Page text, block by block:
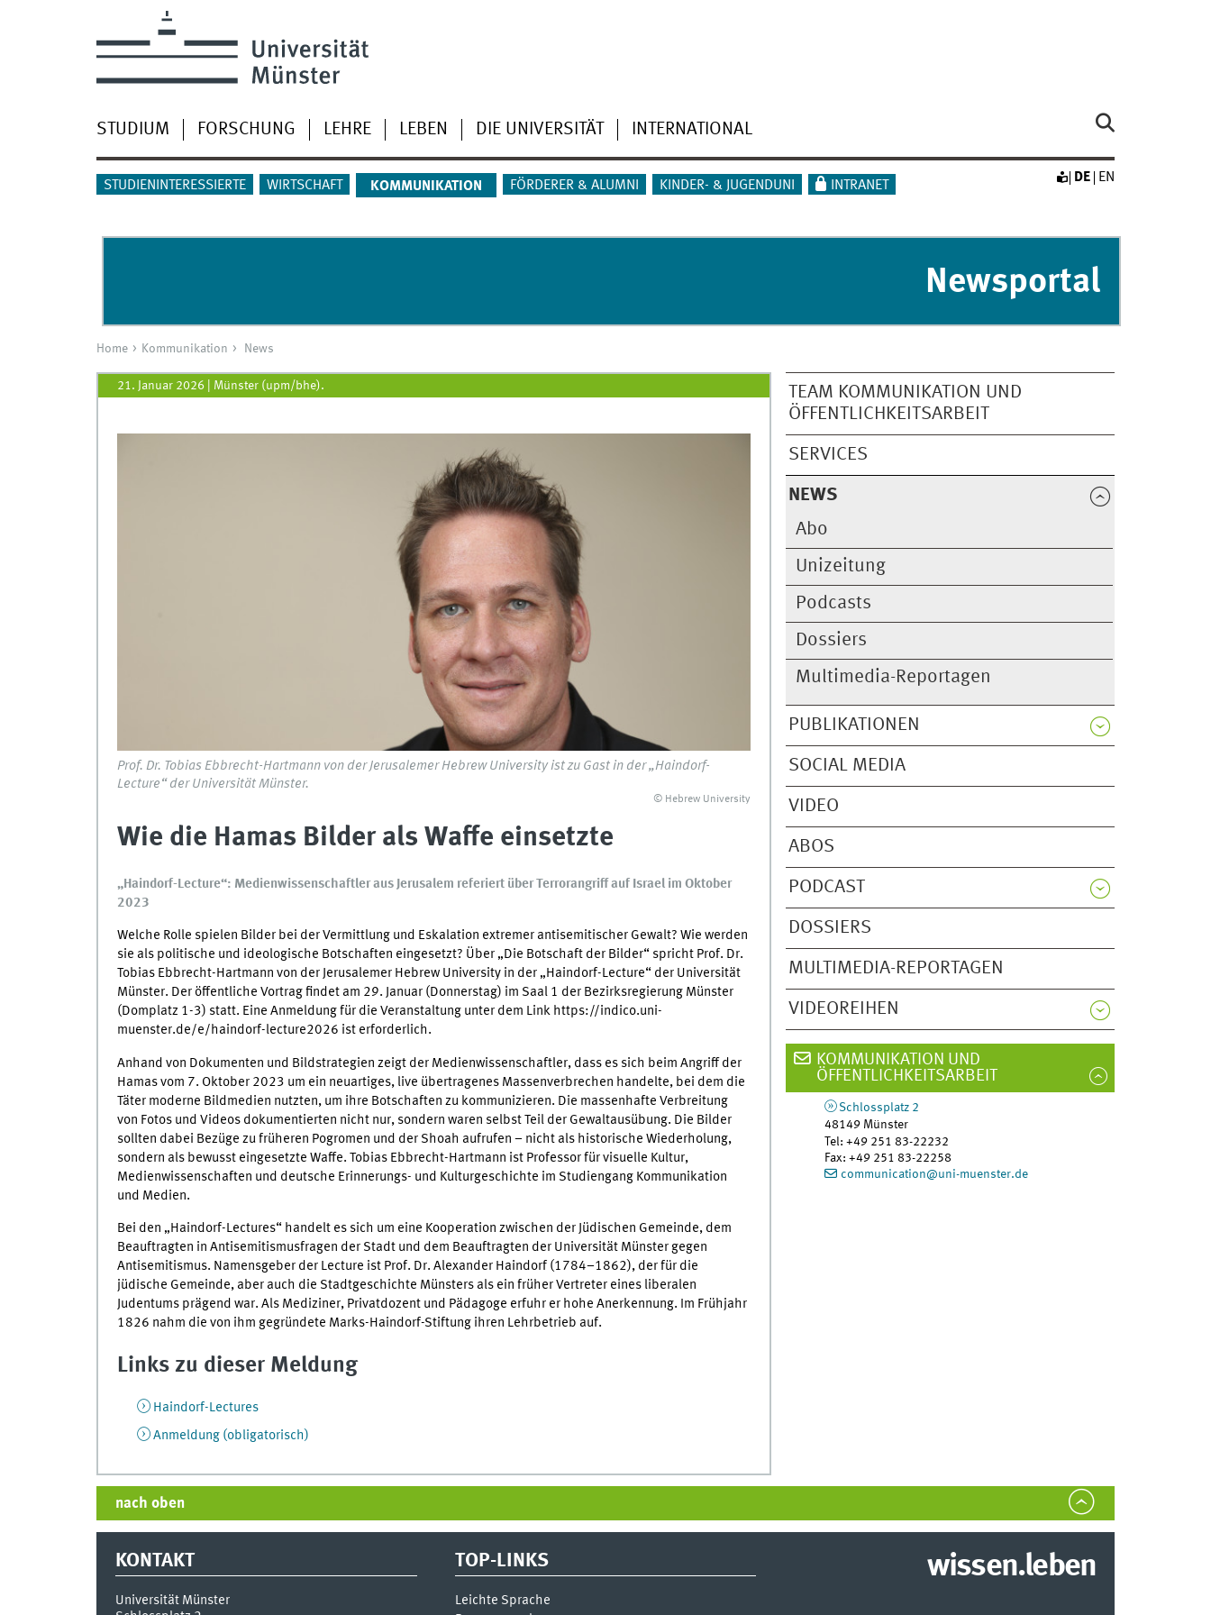
STUDIUM FORSCHUNG LEHRE LEBEN DIE UNIVERSITÄT INTERNATIONAL
STUDIENINTERESSIERTE WIRTSCHAFT KOMMUNIKATION FÖRDERER & ALUMNI KINDER- & JUGENDUNI INTRANET
DE EN
Newsportal
Home Kommunikation News
TEAM KOMMUNIKATION UND
ÖFFENTLICHKEITSARBEIT
SERVICES
NEWS
Abo
Unizeitung
Podcasts
Dossiers
Multimedia-Reportagen
PUBLIKATIONEN
SOCIAL MEDIA
VIDEO
ABOS
PODCAST
DOSSIERS
MULTIMEDIA-REPORTAGEN
VIDEOREIHEN
21. Januar 2026| Münster (upm/bhe).
Prof. Dr. Tobias Ebbrecht-Hartmann von der Jerusalemer Hebrew University ist zu Gast in der „Haindorf-
Lecture“ der Universität Münster.
© Hebrew University
Wie die Hamas Bilder als Waffe einsetzte
„Haindorf-Lecture“: Medienwissenschaftler aus Jerusalem referiert über Terrorangriff auf Israel im Oktober
2023
Welche Rolle spielen Bilder bei der Vermittlung und Eskalation extremer antisemitischer Gewalt? Wie werden
sie als politische und ideologische Botschaften eingesetzt? Über „Die Botschaft der Bilder“ spricht Prof. Dr.
Tobias Ebbrecht-Hartmann von der Jerusalemer Hebrew University in der „Haindorf-Lecture“ der Universität
Münster. Der öffentliche Vortrag findet am 29. Januar (Donnerstag) im Saal 1 der Bezirksregierung Münster
(Domplatz 1-3) statt. Eine Anmeldung für die Veranstaltung unter dem Link https://indico.uni-
muenster.de/e/haindorf-lecture2026 ist erforderlich.
Anhand von Dokumenten und Bildstrategien zeigt der Medienwissenschaftler, dass es sich beim Angriff der
Hamas vom 7. Oktober 2023 um ein neuartiges, live übertragenes Massenverbrechen handelte, bei dem die
Täter moderne Bildmedien nutzten, um ihre Botschaften zu kommunizieren. Die massenhafte Verbreitung
von Fotos und Videos dokumentierten nicht nur, sondern waren selbst Teil der Gewaltausübung. Die Bilder
sollten dabei Bezüge zu früheren Pogromen und der Shoah aufrufen – nicht als historische Wiederholung,
sondern als bewusst eingesetzte Waffe. Tobias Ebbrecht-Hartmann ist Professor für visuelle Kultur,
Medienwissenschaften und deutsche Erinnerungs- und Kulturgeschichte im Studiengang Kommunikation
und Medien.
Bei den „Haindorf-Lectures“ handelt es sich um eine Kooperation zwischen der Jüdischen Gemeinde, dem
Beauftragten in Antisemitismusfragen der Stadt und dem Beauftragten der Universität Münster gegen
Antisemitismus. Namensgeber der Lecture ist Prof. Dr. Alexander Haindorf (1784–1862), der für die
jüdische Gemeinde, aber auch die Stadtgeschichte Münsters als ein früher Vertreter eines liberalen
Judentums prägend war. Als Mediziner, Privatdozent und Pädagoge erfuhr er hohe Anerkennung. Im Frühjahr
1826 nahm die von ihm gegründete Marks-Haindorf-Stiftung ihren Lehrbetrieb auf.
Links zu dieser Meldung
Haindorf-Lectures
Anmeldung (obligatorisch)
KOMMUNIKATION UND
ÖFFENTLICHKEITSARBEIT
Schlossplatz 2
48149 Münster
Tel:+49 251 83-22232
Fax:+49 251 83-22258
communication@uni-muenster.de
nach oben
KONTAKT
Universität Münster
TOP-LINKS
Leichte Sprache
wissen.leben